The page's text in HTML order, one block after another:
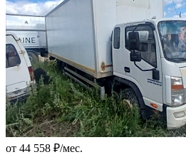
от 44 558 ₽/мес.